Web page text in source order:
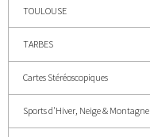
TOULOUSE
TARBES
Cartes Stéréoscopiques
Sports d'Hiver, Neige & Montagne